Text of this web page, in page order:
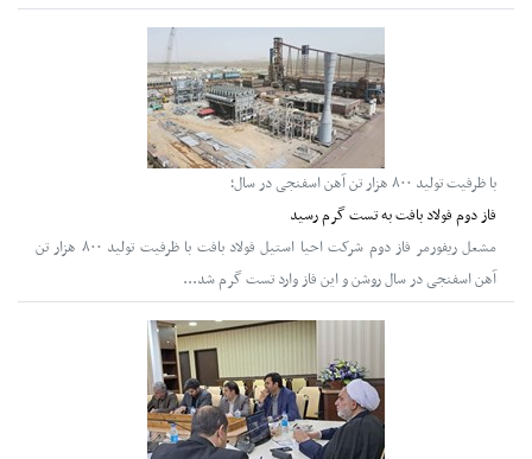
با ظرفیت تولید ۸۰۰ هزار تن آهن اسفنجی در سال؛
فاز دوم فولاد بافت به تست گرم رسید
مشعل ریفورمر فاز دوم شرکت احیا استیل فولاد بافت با ظرفیت تولید ۸۰۰ هزار تن
آهن اسفنجی در سال روشن و این فاز وارد تست گرم شد...